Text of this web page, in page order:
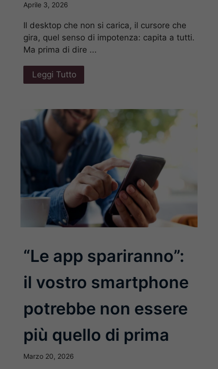
Aprile 3, 2026
Il desktop che non si carica, il cursore che
gira, quel senso di impotenza: capita a tutti.
Ma prima di dire ...
Leggi Tutto
“Le app spariranno”:
il vostro smartphone
potrebbe non essere
più quello di prima
Marzo 20, 2026